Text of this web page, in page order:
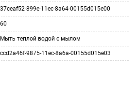
37ceaf52-899e-11ec-8a64-00155d015e00
60
Мыть теплой водой с мылом
ccd2a46f-9875-11ec-8a6a-00155d015e03